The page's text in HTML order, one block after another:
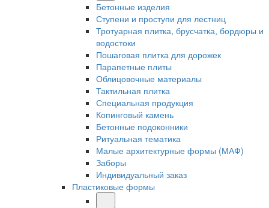
Бетонные изделия
Ступени и проступи для лестниц
Тротуарная плитка, брусчатка, бордюры и
водостоки
Пошаговая плитка для дорожек
Парапетные плиты
Облицовочные материалы
Тактильная плитка
Специальная продукция
Копинговый камень
Бетонные подоконники
Ритуальная тематика
Малые архитектурные формы (МАФ)
Заборы
Индивидуальный заказ
Пластиковые формы